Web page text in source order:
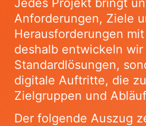
Jedes Projekt bringt
Anforderungen, Ziele
Herausforderungen
deshalb entwickeln wir
Standardlösungen,
digitale Auftritte, die
Zielgruppen und
Der folgende Auszug